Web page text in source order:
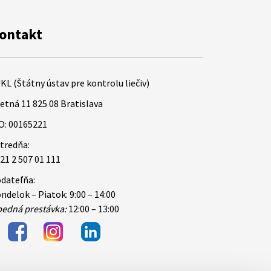
(Štátny ústav pre kontrolu liečiv)
11 825 08 Bratislava
00165221
2 507 01 111
– Piatok: 9:00 – 14:00
prestávka:12:00 – 13:00